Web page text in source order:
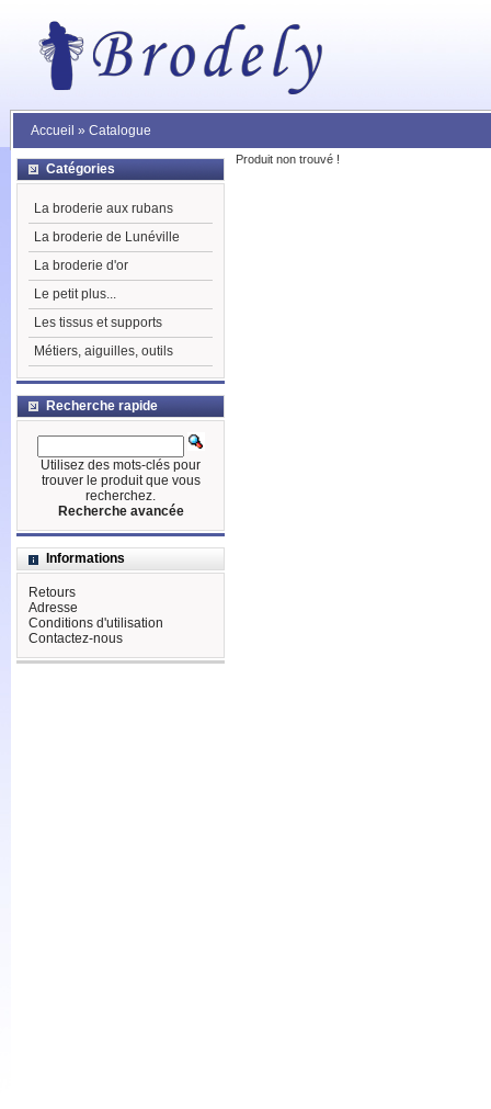
Accueil » Catalogue
Produit non trouvé !
Catégories
La broderie aux rubans
La broderie de Lunéville
La broderie d'or
Le petit plus...
Les tissus et supports
Métiers, aiguilles, outils
Recherche rapide
Utilisez des mots-clés pour
trouver le produit que vous
recherchez.
Recherche avancée
Informations
Retours
Adresse
Conditions d'utilisation
Contactez-nous